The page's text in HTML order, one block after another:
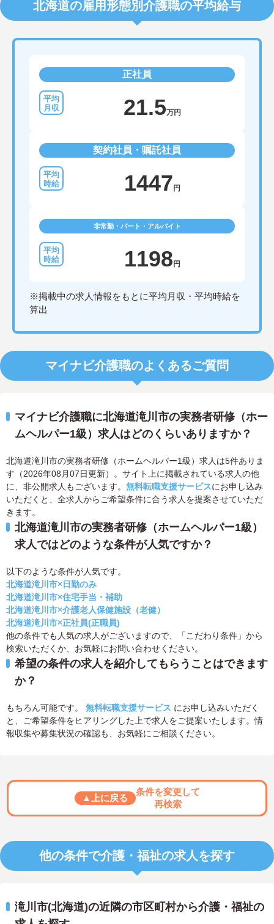
北海道の雇用形態別介護職の平均給与
正社員
21.5万円
契約社員・嘱託社員
1447 円
非常勤・パート・アルバイト
1198 円
※掲載中の求人情報をもとに平均月収・平均時給を
算出
マイナビ介護職のよくあるご質問
マイナビ介護職に北海道滝川市の実務者研修（ホー
ムヘルパー1級）求人はどのくらいありますか？
北海道滝川市の実務者研修（ホームヘルパー1級）求人は5件ありま
す（2026年08月07日更新）。サイト上に掲載されている求人の他
に、非公開求人もございます。 無料転職支援サービスにお申し込み
いただくと、全求人からご希望条件に合う求人を提案させていただ
きます。
北海道滝川市の実務者研修（ホームヘルパー1級）
求人ではどのような条件が人気ですか？
以下のような条件が人気です。
北海道滝川市×日勤のみ
北海道滝川市×住宅手当・補助
北海道滝川市×介護老人保健施設（老健）
北海道滝川市×正社員(正職員)
他の条件でも人気の求人がございますので、「こだわり条件」から
検索いただくか、お気軽にお問い合わせください。
希望の条件の求人を紹介してもらうことはできます
か？
もちろん可能です。 無料転職支援サービス にお申し込みいただく
と、ご希望条件をヒアリングした上で求人をご提案いたします。情
報収集や募集状況の確認も、お気軽にご相談ください。
▲上に戻る
条件を変更して
再検索
他の条件で介護・福祉の求人を探す
滝川市(北海道)の近隣の市区町村から介護・福祉の